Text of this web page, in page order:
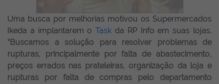
Uma busca por melhorias motivou os Supermercados
Ikeda a implantarem oTask da RP Info em suas lojas.
“Buscamos a solução para resolver problemas de
rupturas, principalmente por falta de abastecimento,
preços errados nas prateleiras, organização da loja e
rupturas por falta de compras pelo departamento